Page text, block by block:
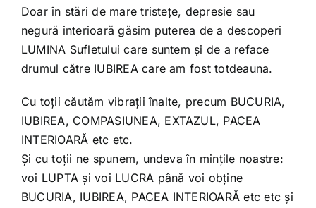
Doar în stări de mare tristețe, depresie sau
negură interioară găsim puterea de a descoperi
LUMINA Sufletului care suntem și de a reface
drumul către IUBIREA care am fost totdeauna.
Cu toții căutăm vibrații înalte, precum BUCURIA,
IUBIREA, COMPASIUNEA, EXTAZUL, PACEA
INTERIOARĂ etc etc.
Și cu toții ne spunem, undeva în mințile noastre:
voi LUPTA și voi LUCRA până voi obține
BUCURIA, IUBIREA, PACEA INTERIOARĂ etc etc și